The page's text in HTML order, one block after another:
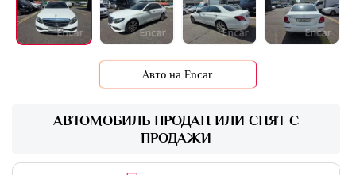
АВТОМОБИЛЬ ПРОДАН ИЛИ СНЯТ С
ПРОДАЖИ
Авто на Encar